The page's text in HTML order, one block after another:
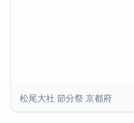
松尾大社 節分祭 京都府